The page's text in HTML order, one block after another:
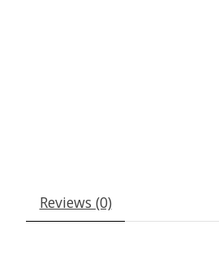
Reviews (0)